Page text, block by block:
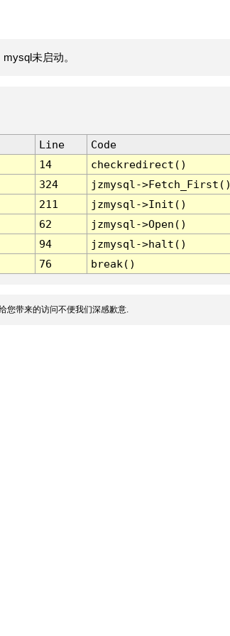
未启动。
Line
Code
14
checkredirect()
324
jzmysql-
211
jzmysql->Init()
62
jzmysql->Open()
94
jzmysql->halt()
76 break()
您带来的访问不便我们深感歉意.